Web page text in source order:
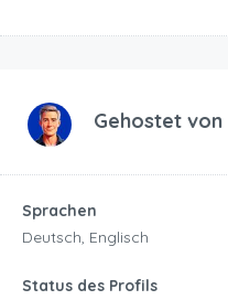
Gehostet von
Sprachen
Deutsch, Englisch
Status des Profils